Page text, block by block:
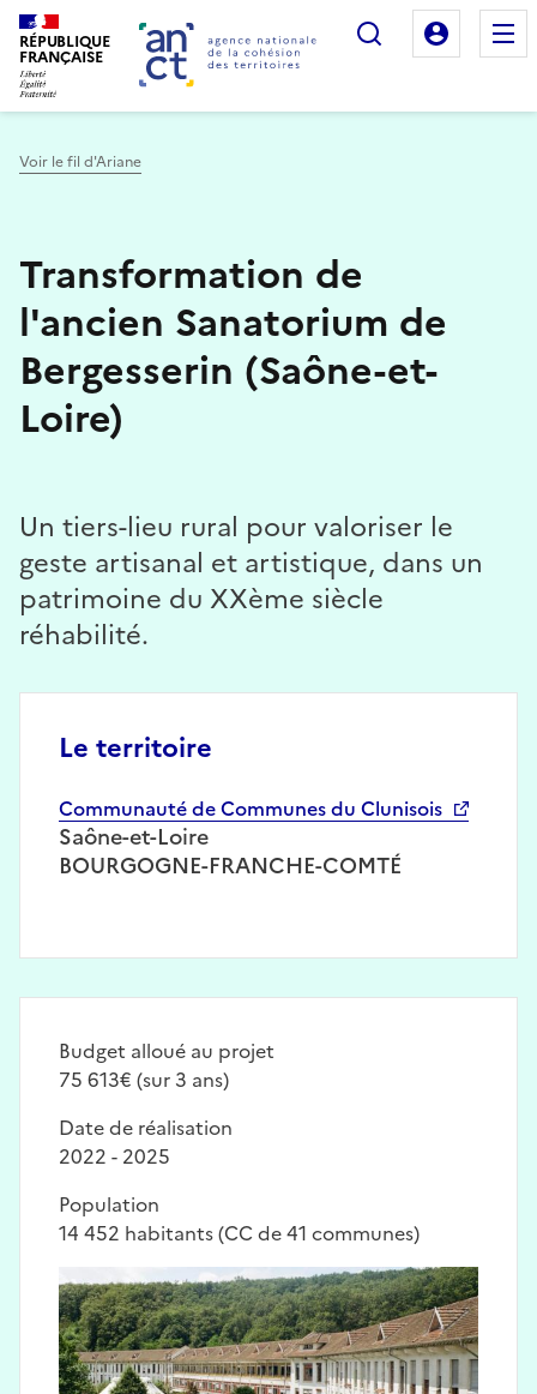
RÉPUBLIQUE
FRANÇAISE
Rechercher
Mon
Voir le fil d'Ariane
Transformation de
l'ancien Sanatorium de
Bergesserin (Saône-et-
Loire)
Un tiers-lieu rural pour valoriser le
geste artisanal et artistique, dans un
patrimoine du XXème siècle
réhabilité.
Le territoire
Communauté de Communes du Clunisois
Saône-et-Loire
BOURGOGNE-FRANCHE-COMTÉ
Budget alloué au projet
75 613€ (sur 3 ans)
Date de réalisation
2022 - 2025
Population
14 452 habitants (CC de 41 communes)
Image